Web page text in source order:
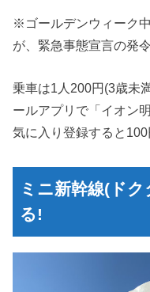
※ゴールデンウィーク
が、緊急事態宣言の発
乗車は1人200円(3歳未
ールアプリで「イオン
気に入り登録すると100
ミニ新幹線(ド
る!